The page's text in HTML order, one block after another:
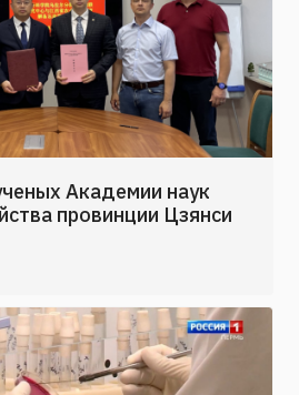
Академии наук
провинции Цзянси